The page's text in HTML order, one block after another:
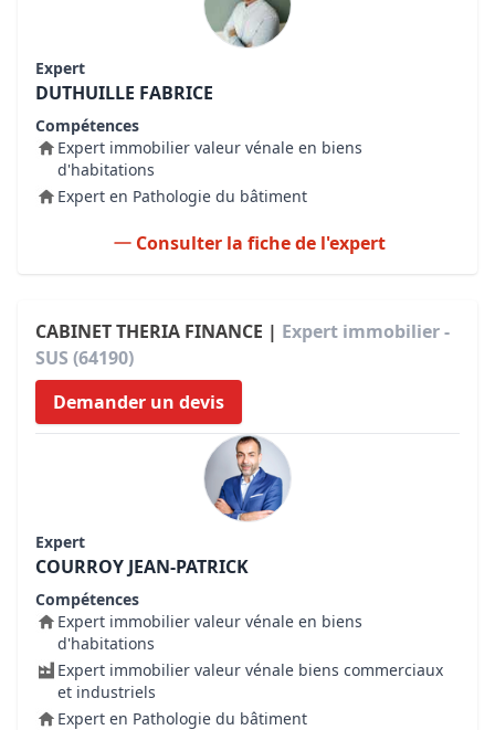
Expert
DUTHUILLE FABRICE
Compétences
Expert immobilier valeur vénale en biens
d'habitations
Expert en Pathologie du bâtiment
Consulter la fiche de l'expert
CABINET THERIA FINANCE | Expert immobilier -
SUS (64190)
Demander un devis
Expert
COURROY JEAN-PATRICK
Compétences
Expert immobilier valeur vénale en biens
d'habitations
Expert immobilier valeur vénale biens commerciaux
et industriels
Expert en Pathologie du bâtiment